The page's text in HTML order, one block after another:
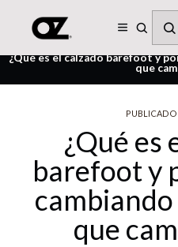
DISEÑADAS Y
Blog — Calzado
¿Qué es el calzado barefoot y
que
¿Qué es
barefoot y
que